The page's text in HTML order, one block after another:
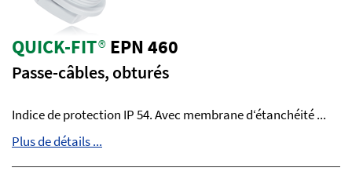
QUICK-FIT®EPN 460
Passe-câbles, obturés
Indice de protection IP 54. Avec membrane d‘étanchéité ...
Plus de détails ...